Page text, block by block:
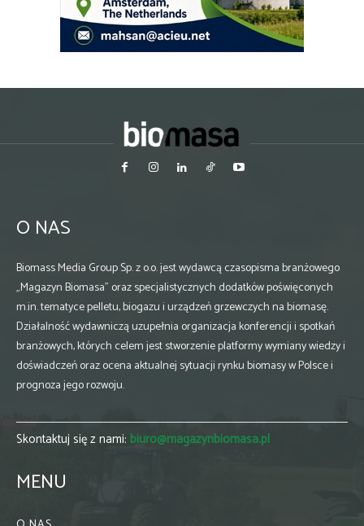
O NAS
Biomass Media Group Sp. z o.o. jest wydawcą czasopisma branżowego
„Magazyn Biomasa” oraz specjalistycznych dodatków poświęconych
m.in. tematyce pelletu, biogazu i urządzeń grzewczych na biomasę.
Działalność wydawniczą uzupełnia organizacja konferencji i spotkań
branżowych, których celem jest stworzenie platformy wymiany wiedzy i
doświadczeń oraz ocena aktualnej sytuacji rynku biomasy w Polsce i
prognoza jego rozwoju.
Skontaktuj się z nami: biuro@magazynbiomasa.pl
MENU